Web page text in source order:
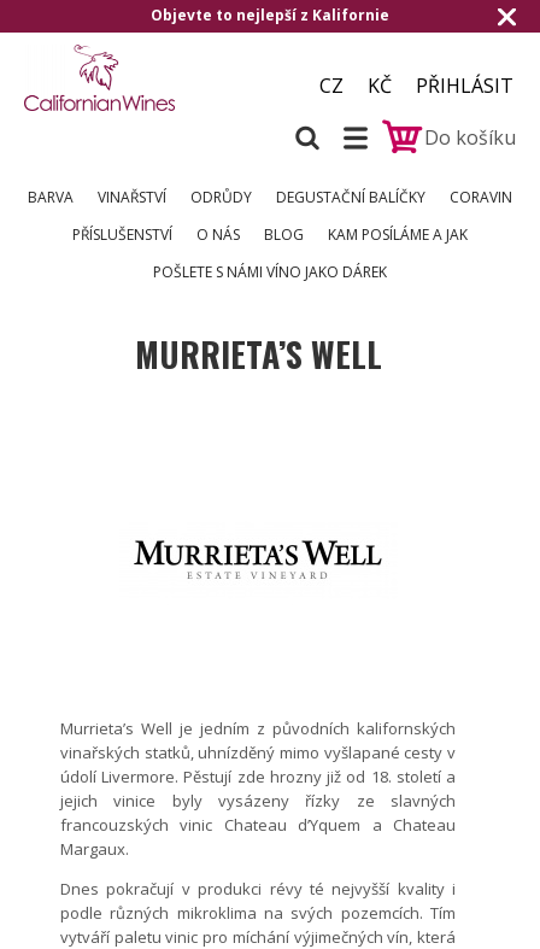
Objevte to nejlepší z Kalifornie
CZ KČ
PŘIHLÁSIT
Do košíku
BARVA VINAŘSTVÍ ODRŮDY DEGUSTAČNÍ BALÍČKY
CORAVIN
PŘÍSLUŠENSTVÍ
O NÁS BLOG
KAM POSÍLÁME A JAK
POŠLETE S NÁMI VÍNO JAKO DÁREK
MURRIETA’S WELL
Murrieta’s Well je jedním z původních kalifornských
vinařských statků, uhnízděný mimo vyšlapané cesty v
údolí Livermore. Pěstují zde hrozny již od 18. století a
jejich vinice byly vysázeny řízky ze slavných
francouzských vinic Chateau d’Yquem a Chateau
Margaux.
Dnes pokračují v produkci révy té nejvyšší kvality i
podle různých mikroklima na svých pozemcích. Tím
vytváří paletu vinic pro míchání výjimečných vín, která